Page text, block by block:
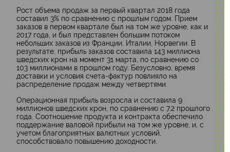
Рост объема продаж за первый квартал 2018 года
составил 3% по сравнению с прошлым годом. Прием
заказов в первом квартале был на том же уровне, как и
2017 года, и был представлен большим потоком
небольших заказов из Франции, Италии, Норвегии. В
результате, прибыль заказов составила 143 миллиона
шведских крон на момент 31 марта, по сравнению со
103 миллионами в прошлом году. Безусловно, время
доставки и условия счета-фактур повлияло на
распределение продаж между четвертями.
Операционная прибыль возросла и составила 9
миллионов шведских крон, по сравнению с 7,2 прошлого
года. Соотношение продукта и контракта обеспечило
поддержание валовой прибыли на том же уровне, и, с
учетом благоприятных валютных условий,
способствовало повышению доходности.